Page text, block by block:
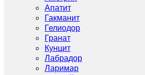
Апатит
Гакманит
Гелиодор
Гранат
Кунцит
Лабрадор
Ларимар